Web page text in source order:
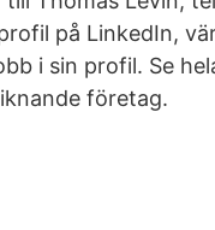
på LinkedIn,
i sin profil. Se
företag.